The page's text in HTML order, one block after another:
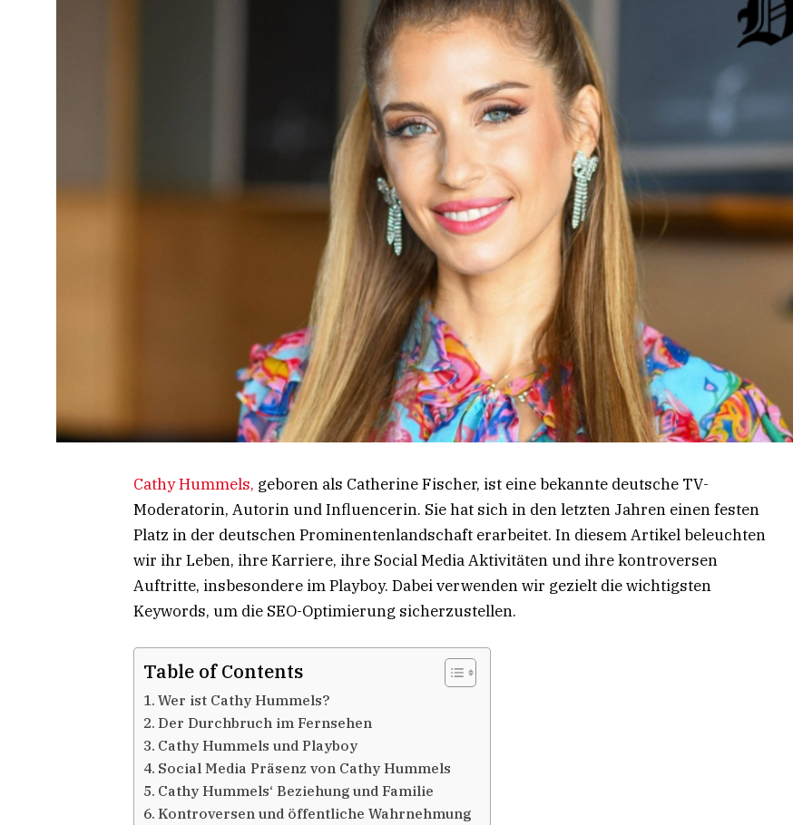
Cathy Hummels, geboren als Catherine Fischer, ist eine bekannte deutsche TV-
Moderatorin, Autorin und Influencerin. Sie hat sich in den letzten Jahren einen festen
Platz in der deutschen Prominentenlandschaft erarbeitet. In diesem Artikel beleuchten
wir ihr Leben, ihre Karriere, ihre Social Media Aktivitäten und ihre kontroversen
Auftritte, insbesondere im Playboy. Dabei verwenden wir gezielt die wichtigsten
Keywords, um die SEO-Optimierung sicherzustellen.
Table of Contents
Wer ist Cathy Hummels?
Der Durchbruch im Fernsehen
Cathy Hummels und Playboy
Social Media Präsenz von Cathy Hummels
Cathy Hummels‘ Beziehung und Familie
Kontroversen und öffentliche Wahrnehmung